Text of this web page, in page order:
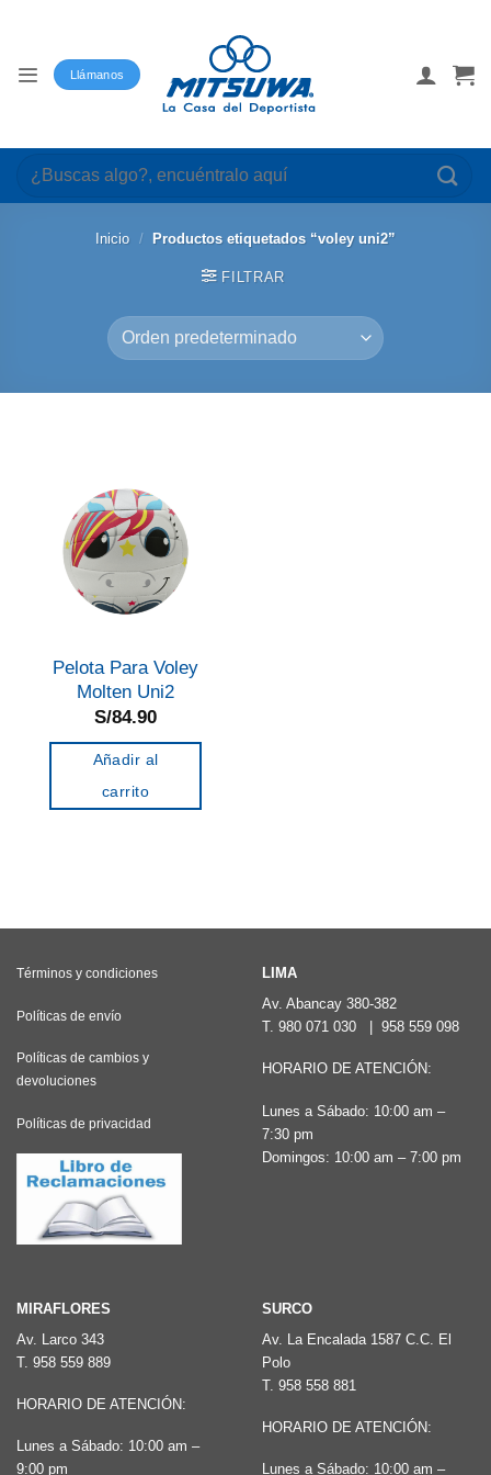
Llámanos
Buscar
por:
Inicio / Productos etiquetados “voley uni2”
FILTRAR
Pelota Para Voley
Molten Uni2
S/84.90
Añadir al
carrito
Términos y condiciones
Políticas de envío
Políticas de cambios y
devoluciones
Políticas de privacidad
LIMA
Av. Abancay 380-382
T. 980 071 030 958 559 098
HORARIO DE ATENCIÓN:
Lunes a Sábado: 10:00 am –
7:30 pm
Domingos: 10:00 am – 7:00 pm
MIRAFLORES
Av. Larco 343
T. 958 559 889
HORARIO DE ATENCIÓN:
Lunes a Sábado: 10:00 am –
9:00 pm
SURCO
Av. La Encalada 1587 C.C. El
Polo
T. 958 558 881
HORARIO DE ATENCIÓN:
Lunes a Sábado: 10:00 am –